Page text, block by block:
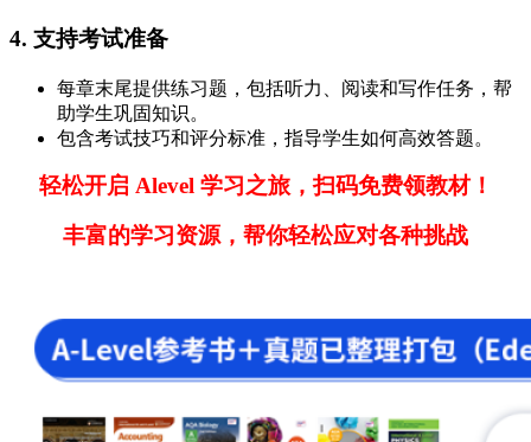
4. 支持考试准备
每章末尾提供练习题，包括听力、阅读和写作任务，帮
助学生巩固知识。
包含考试技巧和评分标准，指导学生如何高效答题。
轻松开启 Alevel 学习之旅，扫码免费领教材！
丰富的学习资源，帮你轻松应对各种挑战